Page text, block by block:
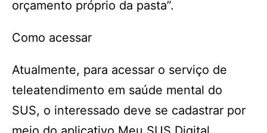
orçamento próprio da pasta”.
Como acessar
Atualmente, para acessar o serviço de
teleatendimento em saúde mental do
SUS, o interessado deve se cadastrar por